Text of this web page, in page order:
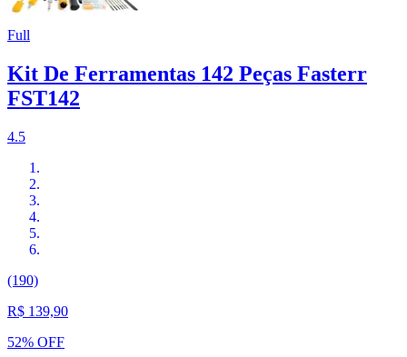
Full
Kit De Ferramentas 142 Peças Fasterr
FST142
4.5
(190)
R$ 139,90
52% OFF